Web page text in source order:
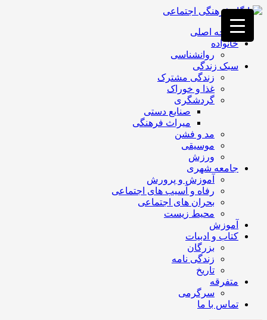
فصد
خون
غرب
تهران
خشکشویی
تصفیه
تهران
صفحه اصلی
خانواده
روانشناسی
سبک زندگی
زندگی مشترک
غذا و خوراک
گردشگری
صنایع دستی
میراث فرهنگی
مد و فشن
موسیقی
ورزش
جامعه شهری
آموزش و پرورش
رفاه و آسیب های اجتماعی
بحران های اجتماعی
محیط زیست
آموزش
کتاب و ادبیات
بزرگان
زندگی نامه
تاریخ
متفرقه
سرگرمی
تماس با ما